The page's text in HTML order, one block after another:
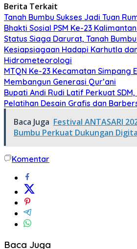
Berita Terkait
Tanah Bumbu Sukses Jadi Tuan
Bhakti Sosial PSM Ke-23
Status Siaga Darurat, Tanah
Kesiapsiagaan Hadapi Karhutla
Hidrometeorologi
MTQN Ke-23 Kecamatan Simpang
Membangun Generasi Qur’ani
Bupati Andi Rudi Latif Perkuat
Pelatihan Desain Grafis dan
Baca Juga Festival ANTASARI
Bumbu Perkuat Dukungan
Komentar
Baca Juga